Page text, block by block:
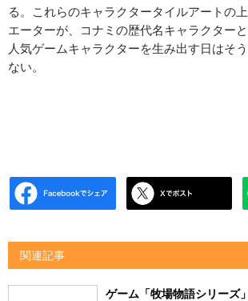
る。これらのキャラクタータイルアートの
エーターが、コナミの歴代名キャラクター
人気ゲームキャラクターを生み出す日はそ
ない。
関連記事
ゲーム「牧場物語シリーズ